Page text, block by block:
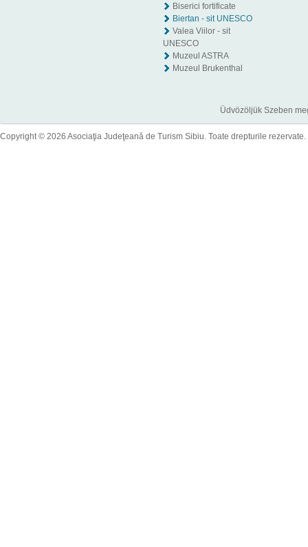
Biserici fortificate
Biertan - sit UNESCO
Valea Viilor - sit
UNESCO
Muzeul ASTRA
Muzeul Brukenthal
Üdvözöljük Szeben
Copyright © 2026 Asociaţia Judeţeană de Turism Sibiu. Toate drepturile rezervate.